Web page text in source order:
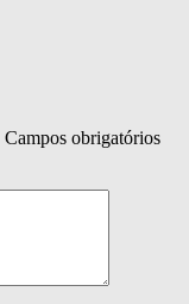
Campos obrigatórios